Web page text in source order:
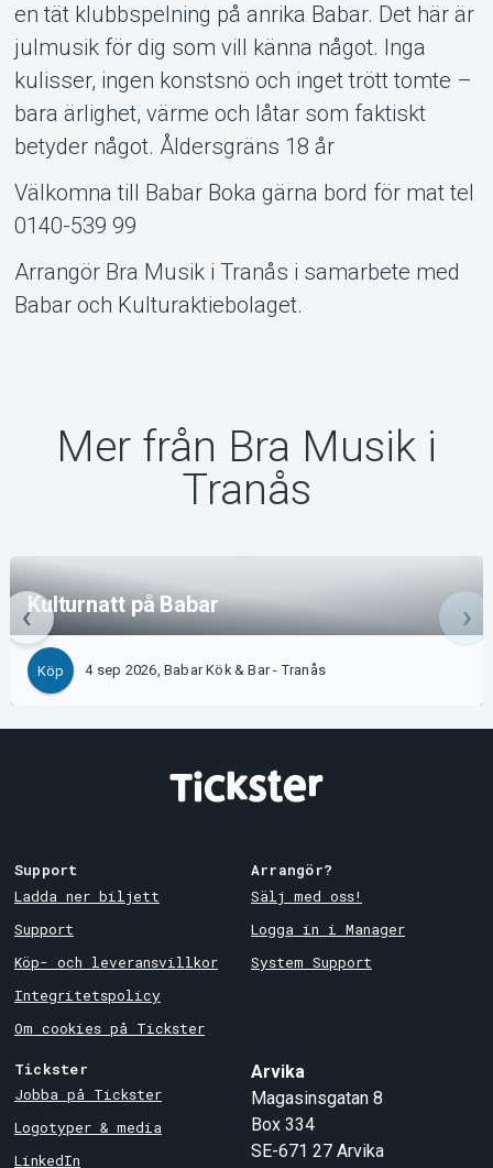
en tät klubbspelning på anrika Babar. Det här är
julmusik för dig som vill känna något. Inga
kulisser, ingen konstsnö och inget trött tomte –
bara ärlighet, värme och låtar som faktiskt
betyder något. Åldersgräns 18 år
Välkomna till Babar Boka gärna bord för mat tel
0140-539 99
Arrangör Bra Musik i Tranås i samarbete med
Babar och Kulturaktiebolaget.
Mer från Bra Musik i
Tranås
Kulturnatt på Babar
Köp 4 sep 2026, Babar Kök & Bar - Tranås
Support
Ladda ner biljett
Support
Köp- och leveransvillkor
Integritetspolicy
Om cookies på Tickster
Arrangör?
Sälj med oss!
Logga in i Manager
System Support
Tickster
Jobba på Tickster
Logotyper & media
LinkedIn
Arvika
Magasinsgatan 8
Box 334
SE-671 27 Arvika